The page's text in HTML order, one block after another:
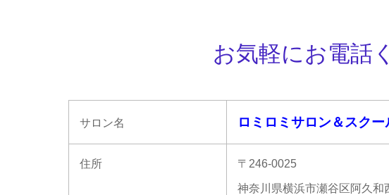
お気軽にお電話
サロン名 ロミロミサロン＆スク
住所 〒246-0025
神奈川県横浜市瀬谷区阿久和